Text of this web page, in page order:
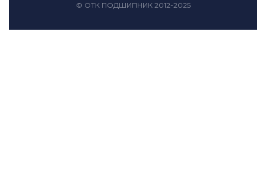
© ОТК ПОДШИПНИК 2012-2025